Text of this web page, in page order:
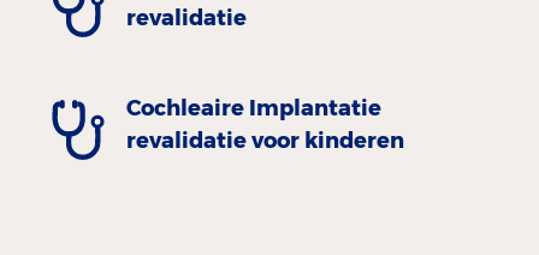
revalidatie
Cochleaire Implantatie
revalidatie voor kinderen